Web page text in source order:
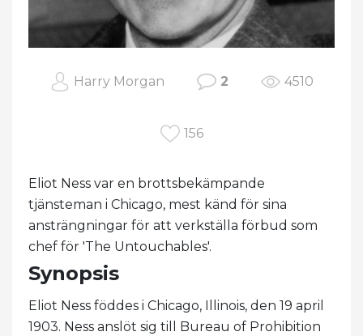
Harry Morgan 2 4510
156
Eliot Ness var en brottsbekämpande
tjänsteman i Chicago, mest känd för sina
ansträngningar för att verkställa förbud som
chef för 'The Untouchables'.
Synopsis
Eliot Ness föddes i Chicago, Illinois, den 19 april
1903. Ness anslöt sig till Bureau of Prohibition